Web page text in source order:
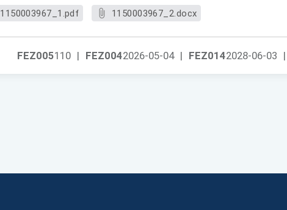
1150003967_1.pdf 1150003967_2.docx
FEZ0142028-06-03 |
FEZ0042026-05-04 |
FEZ005110 |